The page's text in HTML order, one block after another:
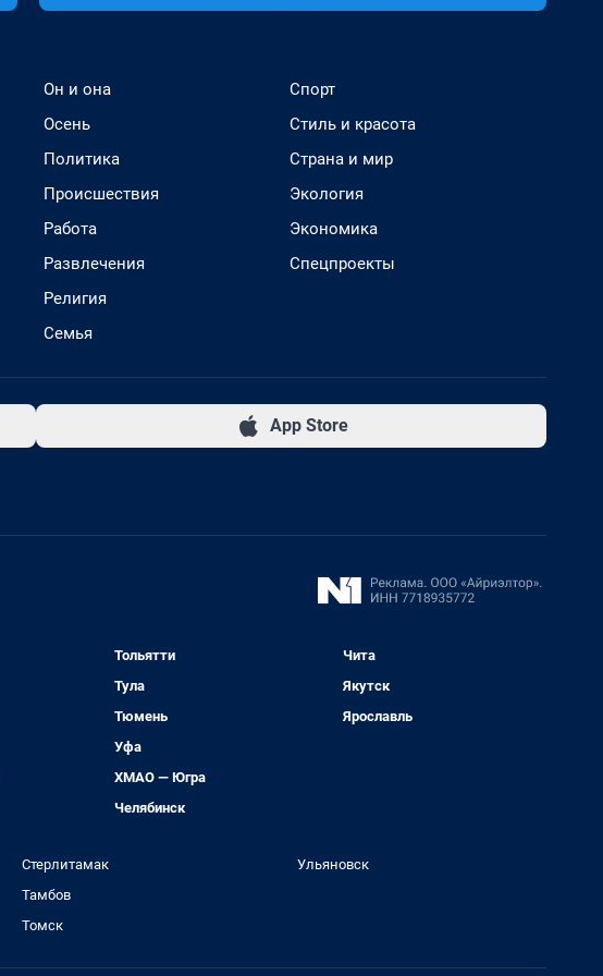
Он и она
Осень
Политика
Происшествия
Работа
Развлечения
Религия
Семья
Спорт
Стиль и красота
Страна и мир
Экология
Экономика
Спецпроекты
App Store
Тольятти
Тула
Тюмень
Уфа
ХМАО — Югра
Челябинск
Чита
Якутск
Ярославль
Стерлитамак
Тамбов
Томск
Ульяновск